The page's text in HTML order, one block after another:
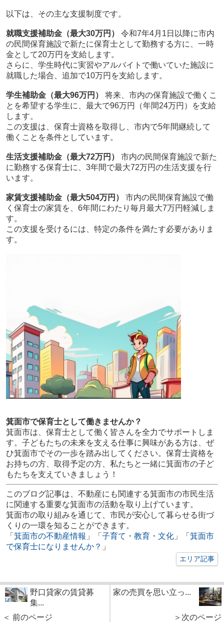
以下は、その主な支援制度です。
就職支援補助金（最大30万円）
令和7年4月1日以降に市内
の民間保育施設で新たに保育士として勤務する方に、一時
金として20万円を支給します。
さらに、学生時代に実習やアルバイトで働いていた施設に
就職した場合、追加で10万円を支給します。
学生補助金（最大96万円）
将来、市内の保育施設で働くこ
とを希望する学生に、最大で96万円（年間24万円）を支給
します。
この支援は、保育士資格を取得し、市内で5年間継続して
働くことを条件としています。
生活支援補助金（最大72万円）
市内の民間保育施設で新た
に勤務する保育士に、3年間で最大72万円の生活支援を行
います。
家賃支援補助金（最大504万円）
市内の民間保育施設で働
く保育士の家賃を、6年間にわたり毎月最大7万円軽減しま
す。
この支援を受けるには、特定の条件を満たす必要がありま
す。
箕面市で保育士として働きませんか？
箕面市は、保育士として働く皆さんを全力でサポートしま
す。子どもたちの未来を支える仕事に興味がある方は、ぜ
ひ箕面市でその一歩を踏み出してください。保育士資格を
お持ちの方、取得予定の方、私たちと一緒に箕面市の子ど
もたちを支えていきましょう！
このブログ記事は、不動産にも関連する箕面市の市民生活
に関連する重要な箕面市の活動を取り上げています。
箕面市の取り組みを通じて、市民が安心して暮らせる街づ
くりの一環を知ることができます。
「 箕面市の不動産情報 」「 子育て・教育・文化」「 箕面市
で保育士になりませんか？ 」
エリア記事
野口貸家の賃貸募
集...
＜ 前のページ
家の売買を思い立っ...
＞次のページ